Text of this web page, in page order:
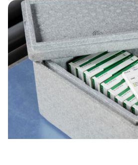
El cable USB necesario para el
no se incluye en el volumen de
adquirirse como accesorio opcional.
datos de medición en el ordenador y
registrador de temperatura desde el
utilizarse los tres software
ComSoft Basic: gratuito y
sencillo de datos
ComSoft Professional: puede
adicionalmente, para el análisis